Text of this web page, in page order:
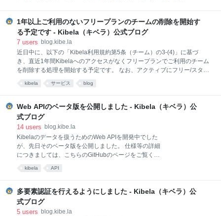
戴することができました！ ご参加いただいた皆様、本
当にありがとうございます。 またKibelaの開発をして
いるメンバーもグループに混ぜ
はメンバーの管理画面を見られる場合はメンバーを検索することができ
ましたが、どなたでも検索できるようになりました 1つの記事を複数の
グループでピンすると、同じ記事が複数ピンされた状態になる問題を修
正しました フォルダ内の記事を検索できるようにしました フォルダ内の
記事を検索できるようにしました - Kibela Blog コメントにいいねした人
のアイコンをいいねボタンの右に表示するようにしました 多要素認証
1年以上ご利用のないフリープランのチームの削除を開始す
る予定です - Kibela（キベラ）公式ブログ
7 users blog.kibe.la
近日中に、以下の「Kibela利用規約第5条（チーム）の3-(4)」に基づ
き、直近1年間Kibelaへのアクセスがなくフリープランでご利用のチーム
を削除する処理を開始する予定です。 なお、アクティブにフリー/スタン
当しませんので、ご心配いただく必要はございません。 (4) 第2号に基づ
れなかった場合、チームに参加している登録ユーザーが存在しなくなっ
た場合または12ヶ月間以上チームを通じた本サービスの利用がなされな
かった場合、当社は当該チームの登録を抹消し、また当該チームを通じ
流れとしては以下を予定しております。 1年間アクセスがないフリープ
ランのチームのオーナーの方に、1週間以内にアクセスがない場
kibela サービス blog
Web APIのベータ版を公開しました - Kibela（キベラ）公
式ブログ
14 users blog.kibe.la
Kibelaのデータを扱うためのWeb APIを開発中でした
が、先日そのベータ版を公開しました。 仕様等の詳細
につきましては、こちらのGitHubのページをご覧くだ
望等がございましたら、画面右下のチャットからでは
なく、上記GitHubのIssuesに投稿いただくようお願い
いたします。 正式版のリリースに向けて不足している
kibela API
多要素認証を行えるようにしました - Kibela（キベラ）公
式ブログ
5 users blog.kibe.la